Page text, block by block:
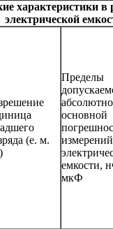
характеристики в
электрической
(е. м.
Пределы
основной
измерений
емкости,
мкФ